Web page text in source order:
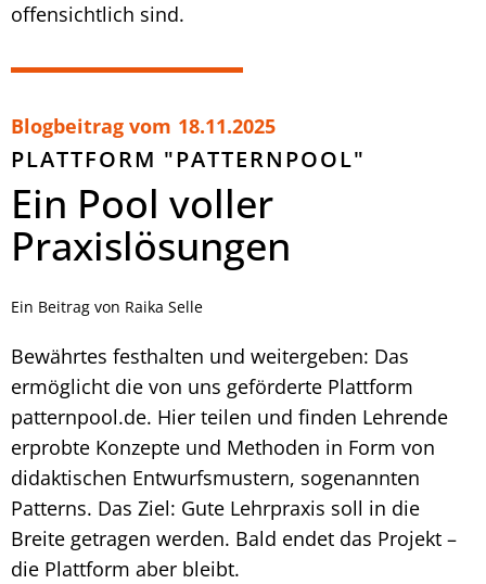
offensichtlich sind.
Blogbeitrag vom 18.11.2025
PLATTFORM "PATTERNPOOL"
Ein Pool voller
Praxislösungen
Ein Beitrag von Raika Selle
Bewährtes festhalten und weitergeben: Das
ermöglicht die von uns geförderte Plattform
patternpool.de. Hier teilen und finden Lehrende
erprobte Konzepte und Methoden in Form von
didaktischen Entwurfsmustern, sogenannten
Patterns. Das Ziel: Gute Lehrpraxis soll in die
Breite getragen werden. Bald endet das Projekt –
die Plattform aber bleibt.